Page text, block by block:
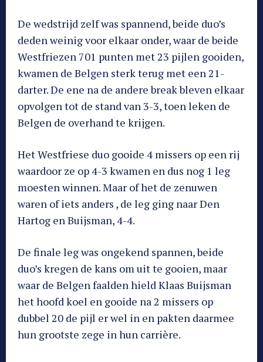
De wedstrijd zelf was spannend, beide duo’s
deden weinig voor elkaar onder, waar de beide
Westfriezen 701 punten met 23 pijlen gooiden,
kwamen de Belgen sterk terug met een 21-
darter. De ene na de andere break bleven elkaar
opvolgen tot de stand van 3-3, toen leken de
Belgen de overhand te krijgen.
Het Westfriese duo gooide 4 missers op een rij
waardoor ze op 4-3 kwamen en dus nog 1 leg
moesten winnen. Maar of het de zenuwen
waren of iets anders , de leg ging naar Den
Hartog en Buijsman, 4-4.
De finale leg was ongekend spannen, beide
duo’s kregen de kans om uit te gooien, maar
waar de Belgen faalden hield Klaas Buijsman
het hoofd koel en gooide na 2 missers op
dubbel 20 de pijl er wel in en pakten daarmee
hun grootste zege in hun carrière.